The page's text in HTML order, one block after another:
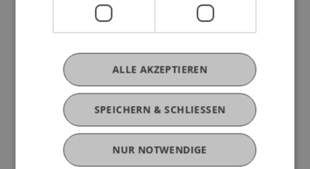
organisiert und hochwertig. Wenn ich durch die
Straßen gehe, habe ich das Gefühl von Ordnung
informellen, manchmal chaotischen Energie einer
Großstadt wie Prag steht.
Insgesamt versuche ich, mich anzupassen – ich
lächle zurück, vertraue darauf, dass Autofahrer
warten, beteilige mich mehr im Unterricht, plane
SPEICHERN & SCHLIESSEN
ALLE AKZEPTIEREN
NUR NOTWENDIGE